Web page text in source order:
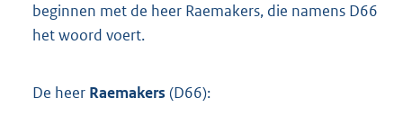
beginnen met de heer Raemakers, die namens D66
het woord voert.
De heer Raemakers (D66):